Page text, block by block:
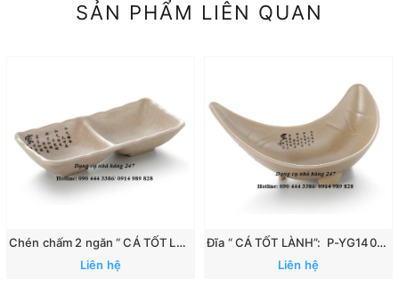
SẢN PHẨM LIÊN QUAN
Chén chấm 2 ngăn “ CÁ TỐT LÀNH”: 167
Liên hệ
Đĩa “ CÁ TỐT LÀNH”: P-YG140070
Liên hệ